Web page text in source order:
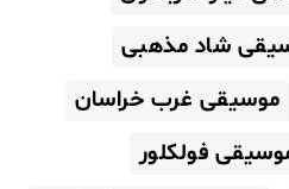
شاد مذهبی
موسیقی غرب خراسان
فولکلور